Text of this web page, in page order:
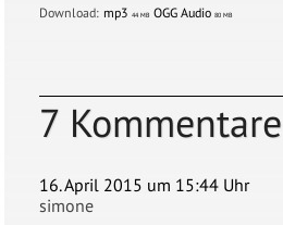
Download: mp3 44 MB OGG Audio 80 MB
7 Kommentare
16. April 2015 um 15:44 Uhr
simone